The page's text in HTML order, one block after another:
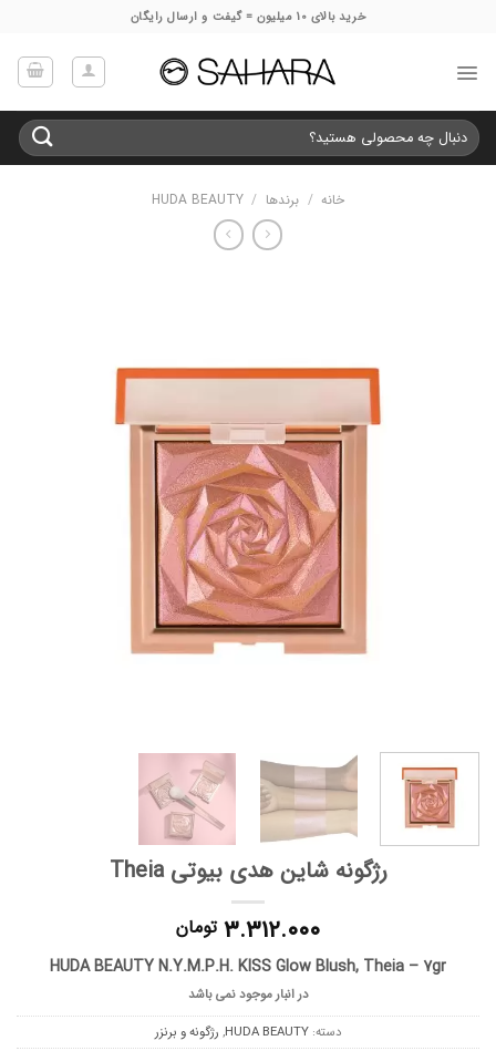
خرید بالای 10 میلیون = گیفت و ارسال رایگان
جستجو
برای:
خانه / برندها /
HUDA BEAUTY
رژگونه شاین هدی بیوتی Theia
۳.۳۱۲.۰۰۰ تومان
HUDA BEAUTY N.Y.M.P.H. KISS Glow Blush, Theia – 7gr
در انبار موجود نمی باشد
دسته:HUDA BEAUTY
, رژگونه و برنزر